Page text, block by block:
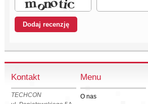
Kontakt
TECHCON
Menu
O nas